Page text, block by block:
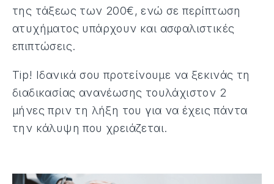
της τάξεως των 200€, ενώ σε περίπτωση
ατυχήματος υπάρχουν και ασφαλιστικές
επιπτώσεις.
Tip! Ιδανικά σου προτείνουμε να ξεκινάς τη
διαδικασίας ανανέωσης τουλάχιστον 2
μήνες πριν τη λήξη του για να έχεις πάντα
την κάλυψη που χρειάζεται.